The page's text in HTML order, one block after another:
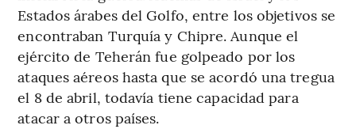
Estados árabes del Golfo, entre los objetivos se
encontraban Turquía y Chipre. Aunque el
ejército de Teherán fue golpeado por los
ataques aéreos hasta que se acordó una tregua
el 8 de abril, todavía tiene capacidad para
atacar a otros países.